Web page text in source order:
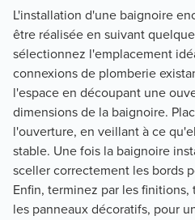
L'installation d'une baignoire
être réalisée en suivant
sélectionnez l'emplacement
connexions de plomberie
l'espace en découpant une
dimensions de la baignoire.
l'ouverture, en veillant à ce
stable. Une fois la baignoire
sceller correctement les bords
Enfin, terminez par les
les panneaux décoratifs, pour